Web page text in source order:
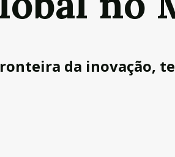
da inovação,